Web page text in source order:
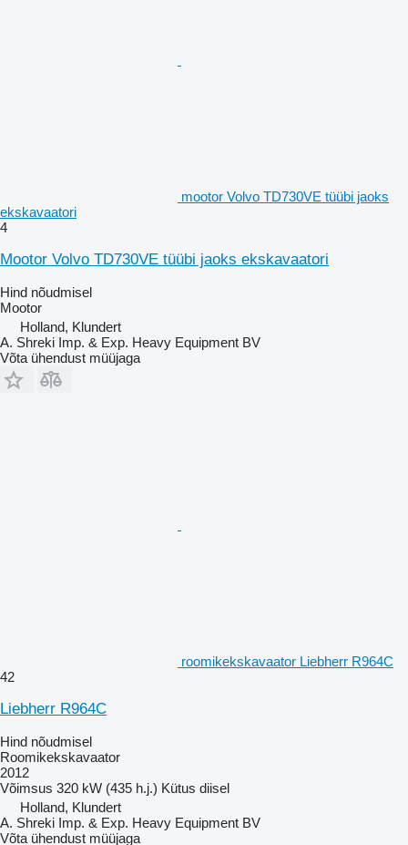
mootor Volvo TD730VE tüübi jaoks
ekskavaatori
4
Mootor Volvo TD730VE tüübi jaoks ekskavaatori
Hind nõudmisel
Mootor
Holland, Klundert
A. Shreki Imp. & Exp. Heavy Equipment BV
Võta ühendust müüjaga
roomikekskavaator Liebherr R964C
42
Liebherr R964C
Hind nõudmisel
Roomikekskavaator
2012
Võimsus 320 kW (435 h.j.) Kütus diisel
Holland, Klundert
A. Shreki Imp. & Exp. Heavy Equipment BV
Võta ühendust müüjaga